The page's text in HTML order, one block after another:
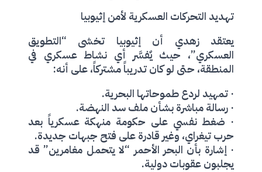
تهديد التحركات العسكرية لأمن إثيوبيا
يعتقد زهدي أن إثيوبيا تخشى “التطويق
العسكري”، حيث يٌفسَّر أي نشاط عسكري في
المنطقة، حتى لو كان تدريباً مشتركاً، على أنه:
· تمهيد لردع طموحاتها البحرية.
· رسالة مباشرة بشأن ملف سد النهضة.
· ضغط نفسي على حكومة منهكة عسكرياً بعد
حرب تيغراي، وغير قادرة على فتح جبهات جديدة.
· إشارة بأن البحر الأحمر “لا يتحمل مغامرين” قد
يجلبون عقوبات دولية.